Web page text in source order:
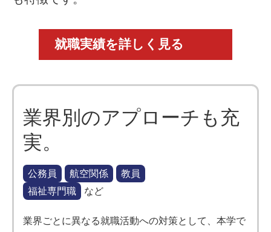
就職実績を詳しく見る
業界別のアプローチも充
実。
公務員 航空関係
教員
福祉専門職
など
業界ごとに異なる就職活動への対策として、本学で